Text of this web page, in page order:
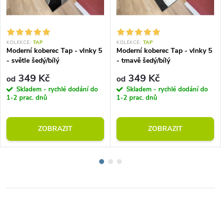
KOLEKCE: TAP
Moderní koberec Tap - vlnky 5
- světle šedý/bílý
od 349 Kč
Skladem - rychlé dodání do
1-2 prac. dnů
ZOBRAZIT
KOLEKCE: TAP
Moderní koberec Tap - vlnky 5
- tmavě šedý/bílý
od 349 Kč
Skladem - rychlé dodání do
1-2 prac. dnů
ZOBRAZIT